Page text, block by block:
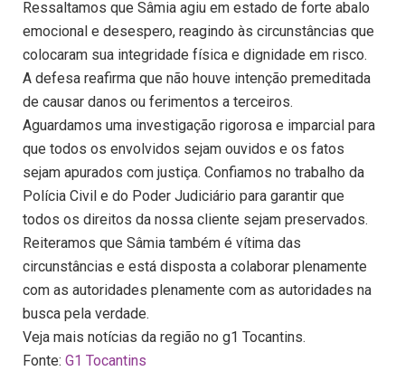
Ressaltamos que Sâmia agiu em estado de forte abalo
emocional e desespero, reagindo às circunstâncias que
colocaram sua integridade física e dignidade em risco.
A defesa reafirma que não houve intenção premeditada
de causar danos ou ferimentos a terceiros.
Aguardamos uma investigação rigorosa e imparcial para
que todos os envolvidos sejam ouvidos e os fatos
sejam apurados com justiça. Confiamos no trabalho da
Polícia Civil e do Poder Judiciário para garantir que
todos os direitos da nossa cliente sejam preservados.
Reiteramos que Sâmia também é vítima das
circunstâncias e está disposta a colaborar plenamente
com as autoridades plenamente com as autoridades na
busca pela verdade.
Veja mais notícias da região no g1 Tocantins.
Fonte: G1 Tocantins